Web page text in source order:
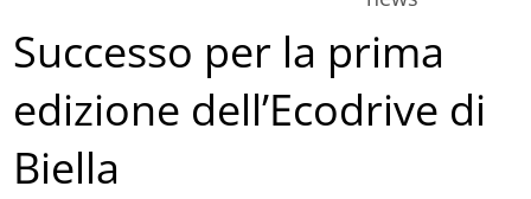
Successo per la prima
edizione dell’Ecodrive di
Biella